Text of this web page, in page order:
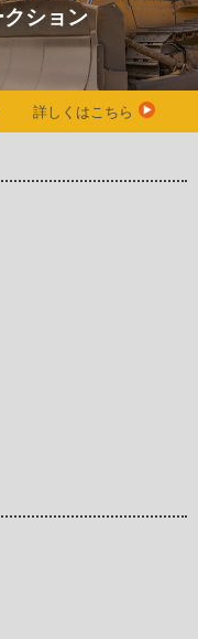
ション
詳しくはこちら